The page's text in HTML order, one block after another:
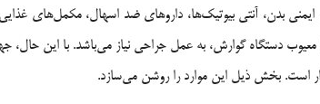
بدن، آنتی بیوتیک‌ها، داروهای ضد اسهال، مکمل‌های
معیوب دستگاه گوارش، به عمل جراحی نیاز می‌باشد. با این حال،
است. بخش ذیل این موارد را روشن می‌سازد.